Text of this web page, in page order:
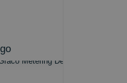
Metering Devices